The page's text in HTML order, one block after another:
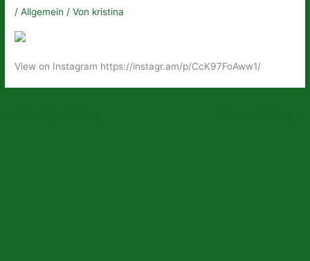
/Allgemein / Von kristina
View on Instagram https://instagr.am/p/CcK97FoAww1/